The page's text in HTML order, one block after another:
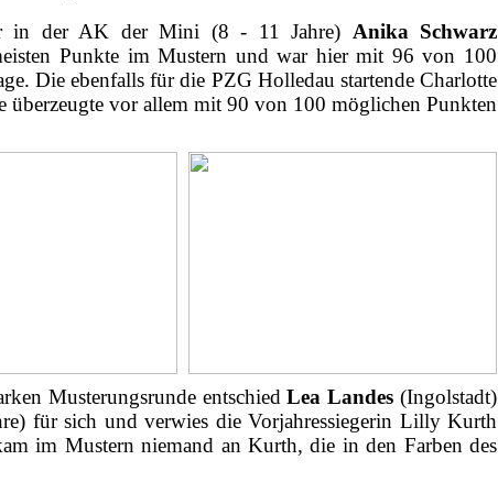
in der AK der Mini (8 - 11 Jahre) Anika Schwarz
Punkte im Mustern und war hier mit 96 von 100
Die ebenfalls für die PZG Holledau startende Charlotte
vor allem mit 90 von 100 möglichen Punkten
Musterungsrunde entschiedLea Landes(Ingolstadt)
für sich und verwies die Vorjahressiegerin Lilly Kurth
im Mustern niemand an Kurth, die in den Farben des